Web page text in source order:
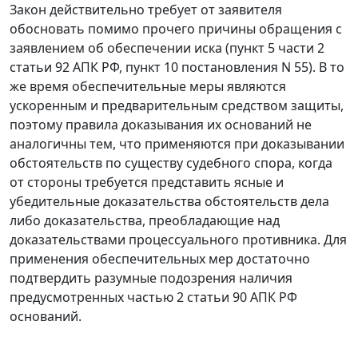
Закон действительно требует от заявителя
обосновать помимо прочего причины обращения с
заявлением об обеспечении иска (пункт 5 части 2
статьи 92 АПК РФ, пункт 10 постановления N 55). В то
же время обеспечительные меры являются
ускоренным и предварительным средством защиты,
поэтому правила доказывания их оснований не
аналогичны тем, что применяются при доказывании
обстоятельств по существу судебного спора, когда
от стороны требуется представить ясные и
убедительные доказательства обстоятельств дела
либо доказательства, преобладающие над
доказательствами процессуального противника. Для
применения обеспечительных мер достаточно
подтвердить разумные подозрения наличия
предусмотренных частью 2 статьи 90 АПК РФ
оснований.